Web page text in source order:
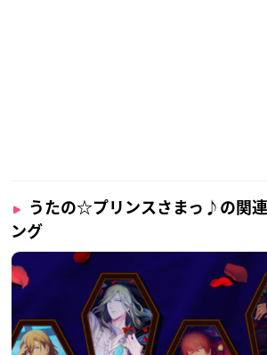
うたの☆プリンスさまっ♪の関
ング